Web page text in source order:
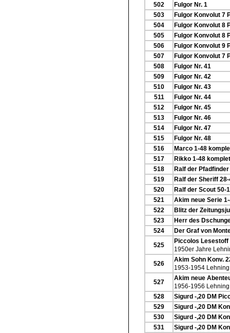
502
Fulgor Nr. 1
503
Fulgor Konvolut 7
504
Fulgor Konvolut 8
505
Fulgor Konvolut 8
506
Fulgor Konvolut 9
507
Fulgor Konvolut 7
508
Fulgor Nr. 41
509
Fulgor Nr. 42
510
Fulgor Nr. 43
511
Fulgor Nr. 44
512
Fulgor Nr. 45
513
Fulgor Nr. 46
514
Fulgor Nr. 47
515
Fulgor Nr. 48
516
Marco 1-48
517
Rikko 1-48
518
Ralf der
519
Ralf der Sheriff
520
Ralf der Scout 50-
521
Akim neue Serie
522
Blitz der
523
Herr des
524
Der Graf von
525
Piccolos Lesestoff
1950er Jahre
526
Akim Sohn Konv.
1953-1954
527
Akim neue
1956-1956
528
Sigurd -,20 DM
529
Sigurd -,20 DM
530
Sigurd -,20 DM
531
Sigurd -,20 DM